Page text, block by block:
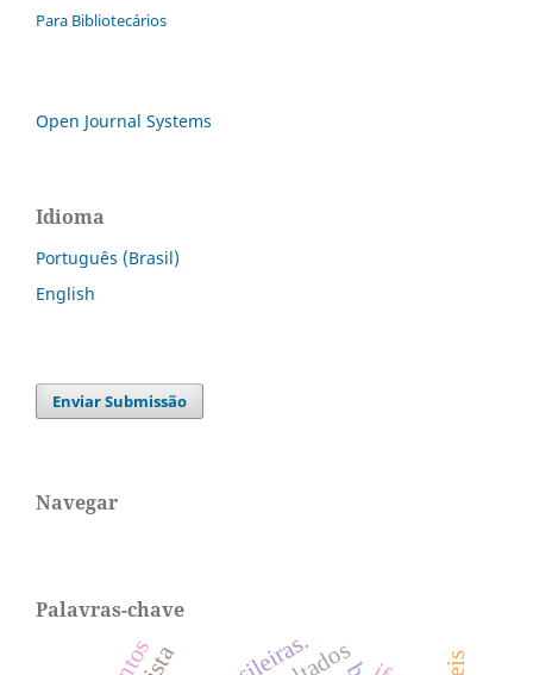
Para Bibliotecários
Open Journal Systems
Idioma
Português (Brasil)
English
Enviar Submissão
Navegar
Palavras-chave